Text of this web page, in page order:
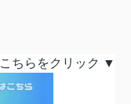
らをクリック ▼